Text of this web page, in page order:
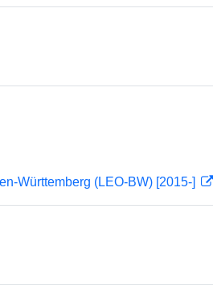
Württemberg (LEO-BW) [2015-]